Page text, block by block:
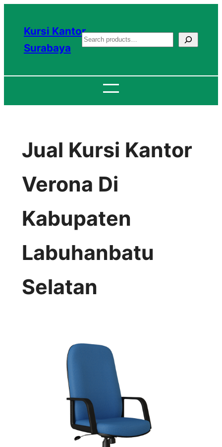
konten
Kursi Kantor
Surabaya
S
a
c
Jual Kursi Kantor
Verona Di
Kabupaten
Labuhanbatu
Selatan